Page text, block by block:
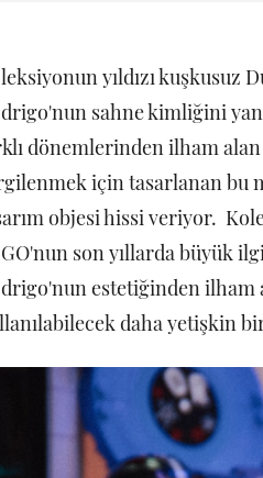
yıldızı kuşkusuz
sahne kimliğini
dönemlerinden ilham
için tasarlanan bu
objesi hissi veriyor.
son yıllarda büyük
estetiğinden ilham
daha yetişkin